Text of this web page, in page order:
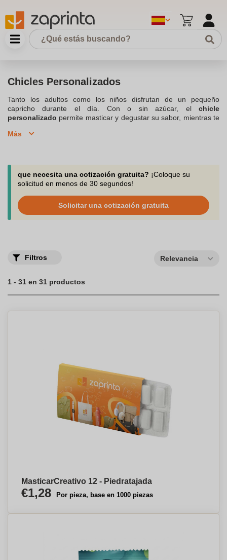
Chicles Personalizados
Tanto los adultos como los niños disfrutan de un pequeño
capricho durante el día. Con o sin azúcar, el chicle
personalizado permite masticar y degustar su sabor, mientras te
Nuestro equipo responde a todas sus preguntas y te asesora por
disponible para hacer pedidos de pequeñas cantidades, a partir
de 10 productos. Son pequeños, coloridos y siempre son bien
recibidos, encuentre el chicle que se adapte a tu personalidad o
al completo de
. Fácil de meter en una
bolsa de regalo o para exponer en bonitas cajas con un surtido
de caramelos, tus chicles personalizados causarán sensación.
Más
que necesita una cotización gratuita? ¡Coloque su
solicitud en menos de 30 segundos!
Solicitar una cotización gratuita
Filtros Relevancia
1 - 31 en 31 productos
MasticarCreativo 12 - Piedratajada
€1,28 Por pieza, base en 1000 piezas